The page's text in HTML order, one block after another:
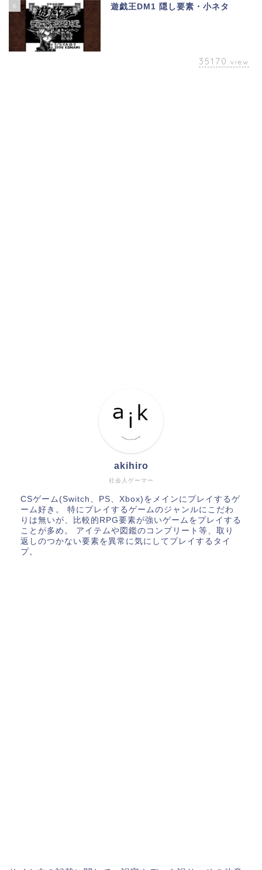
6 遊戯王DM1 隠し要素・小ネタ
35170 view
社会人ゲーマー
akihiro
CSゲーム(Switch、PS、Xbox)をメインにプレイするゲ
ーム好き。 特にプレイするゲームのジャンルにこだわ
りは無いが、比較的RPG要素が強いゲームをプレイする
ことが多め。 アイテムや図鑑のコンプリート等、取り
返しのつかない要素を異常に気にしてプレイするタイ
プ。